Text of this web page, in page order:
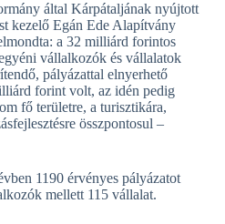
által Kárpátaljának nyújtott
kezelő Egán Ede Alapítvány
a 32 milliárd forintos
vállalkozók és vállalatok
pályázattal elnyerhető
forint volt, az idén pedig
fő területre, a turisztikára,
összpontosul –
1190 érvényes pályázatot
mellett 115 vállalat.